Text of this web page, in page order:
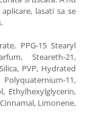
lasati sa se
PPG-15 Stearyl
Steareth-21,
PVP, Hydrated
11,
Ethylhexylglycerin,
Limonene,